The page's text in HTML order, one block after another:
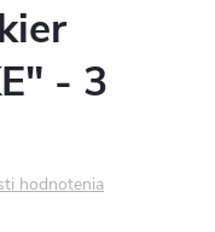
- 3
hodnotenia